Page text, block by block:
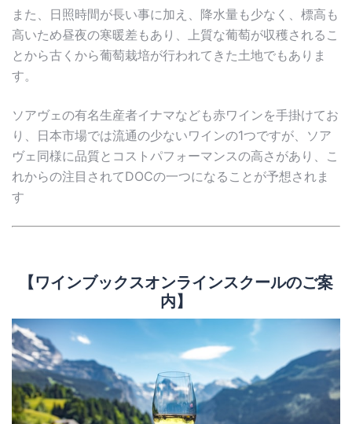
また、日照時間が長い事に加え、降水量も少なく、標高も
高いため昼夜の寒暖差もあり、上質な葡萄が収穫されるこ
とから古くから葡萄栽培が行われてきた土地でもありま
す。
ソアヴェの有名生産者イナマなども赤ワインを手掛けてお
り、日本市場では流通の少ないワインの1つですが、ソア
ヴェ同様に品質とコストパフォーマンスの高さがあり、こ
れからの注目されてDOCの一つになることが予想されま
す
【ワインブックスオンラインスクールのご案
内】